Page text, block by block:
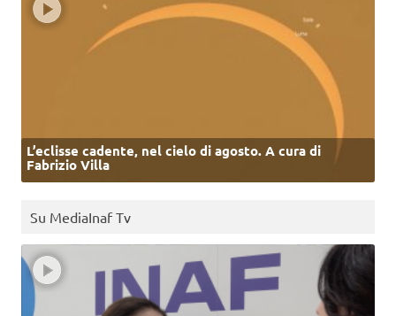
L’eclisse cadente, nel cielo di agosto. A cura di
Fabrizio Villa
Su MediaInaf Tv